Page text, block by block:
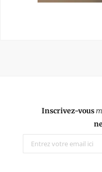
Inscrivez-vous